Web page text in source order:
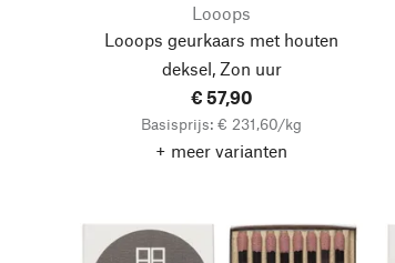
Looops
Looops geurkaars met houten
deksel, Zon uur
€ 57,90
Basisprijs: € 231,60/kg
+ meer varianten